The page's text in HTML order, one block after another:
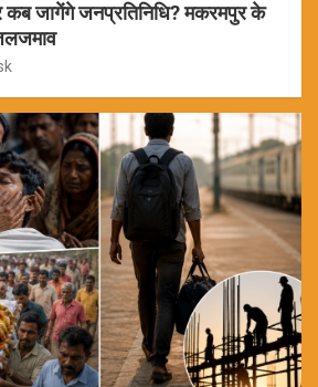
कब जागेंगे जनप्रतिनिधि? मकरमपुर के